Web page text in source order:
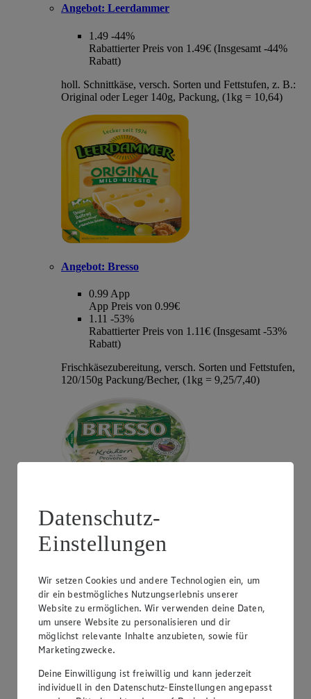
Angebot: Leerdammer
1.49 -44%
Rabattierter Preis von 1.49€ (Insgesamt -44%
Rabatt)
holl. Schnittkäse, versch. Sorten und Fettstufen, z. B.:
Original oder Leger 140g, Packung, (1kg = 10,64)
Angebot: Bresso
0.99 App
App Preis von 0.99€
1.11 -53%
Rabattierter Preis von 1.11€ (Insgesamt -53%
Rabatt)
Frischkäsezubereitung, versch. Sorten und Fettstufen,
120/150g Packung/Becher, (1kg = 9,25/7,40)
Angebot:Milram Gewürzquark
0.99
Festpreis von 0.99€
versch. Sorten und Fettstufen, 185g Becher, (1kg =
5,35)
Datenschutz-
Einstellungen
Wir setzen Cookies und andere Technologien ein, um
dir ein bestmögliches Nutzungserlebnis unserer
Website zu ermöglichen. Wir verwenden deine Daten,
um unsere Website zu personalisieren und dir
möglichst relevante Inhalte anzubieten, sowie für
Marketingzwecke.
Deine Einwilligung ist freiwillig und kann jederzeit
individuell in den Datenschutz-Einstellungen angepasst